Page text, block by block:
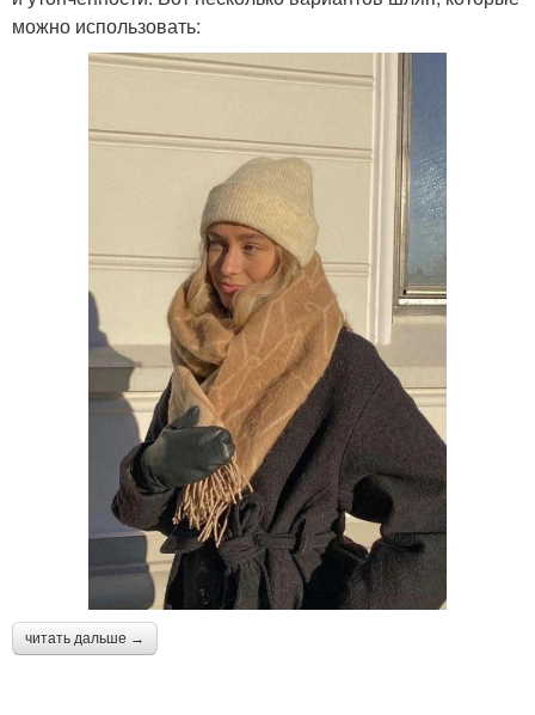
можно использовать:
читать дальше →